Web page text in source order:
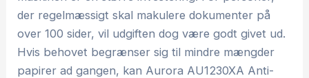
der regelmæssigt skal makulere dokumenter på
over 100 sider, vil udgiften dog være godt givet ud.
Hvis behovet begrænser sig til mindre mængder
papirer ad gangen, kan Aurora AU1230XA Anti-